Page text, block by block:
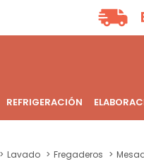
REFRIGERACIÓN
Lavado Fregaderos